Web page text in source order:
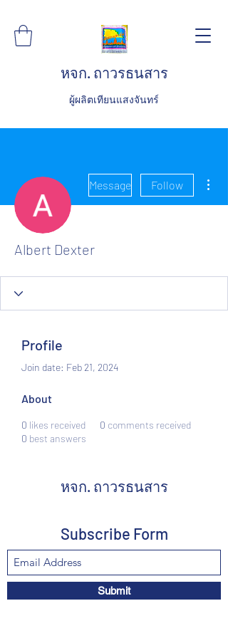
หจก. ถาวรธนสาร
ผู้ผลิตเทียนแสงจันทร์
Message Follow
Albert Dexter
Profile
Join date: Feb 21, 2024
About
0 likes received 0 comments received
0 best answers
หจก. ถาวรธนสาร
Subscribe Form
Submit